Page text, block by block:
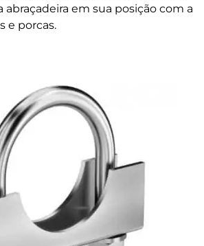
abraçadeira em sua posição com a
e porcas.